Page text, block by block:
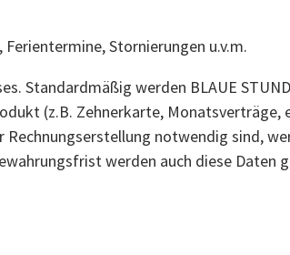
Stornierungen u.v.m.
Standardmäßig werden BLAUE
(z.B. Zehnerkarte, Monatsverträge,
notwendig sind,
werden auch diese Daten